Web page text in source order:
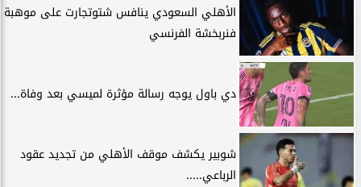
الأهلي السعودي ينافس شتوتجارت على موهبة
فنربخشة الفرنسي
دي باول يوجه رسالة مؤثرة لميسي بعد وفاة...
شوبير يكشف موقف الأهلي من تجديد عقود
الرباعي.....